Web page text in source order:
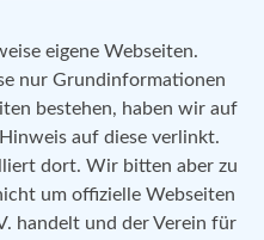
eigene Webseiten.
nur Grundinformationen
bestehen, haben wir auf
auf diese verlinkt.
dort. Wir bitten aber zu
um offizielle Webseiten
handelt und der Verein für